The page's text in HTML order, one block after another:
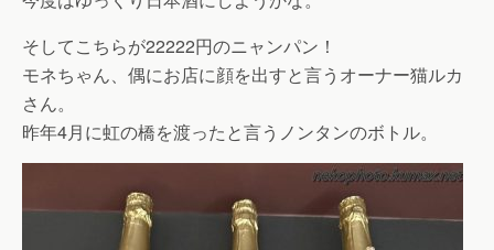
そしてこちらが22222円のニャンパン！
モネちゃん、偶にお店に顔を出すと言うオーナー猫ルカ
さん。
昨年4月に虹の橋を渡ったと言うノンタンのボトル。